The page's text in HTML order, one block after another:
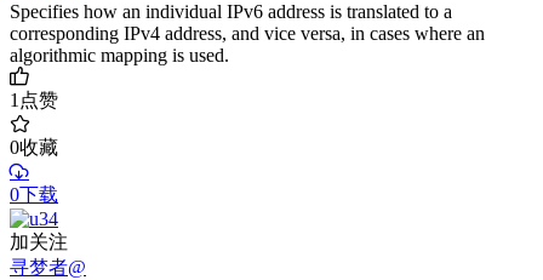
Specifies how an individual IPv6 address is translated to a
corresponding IPv4 address, and vice versa, in cases where an
algorithmic mapping is used.
1点赞
0收藏
0下载
加关注
寻梦者@